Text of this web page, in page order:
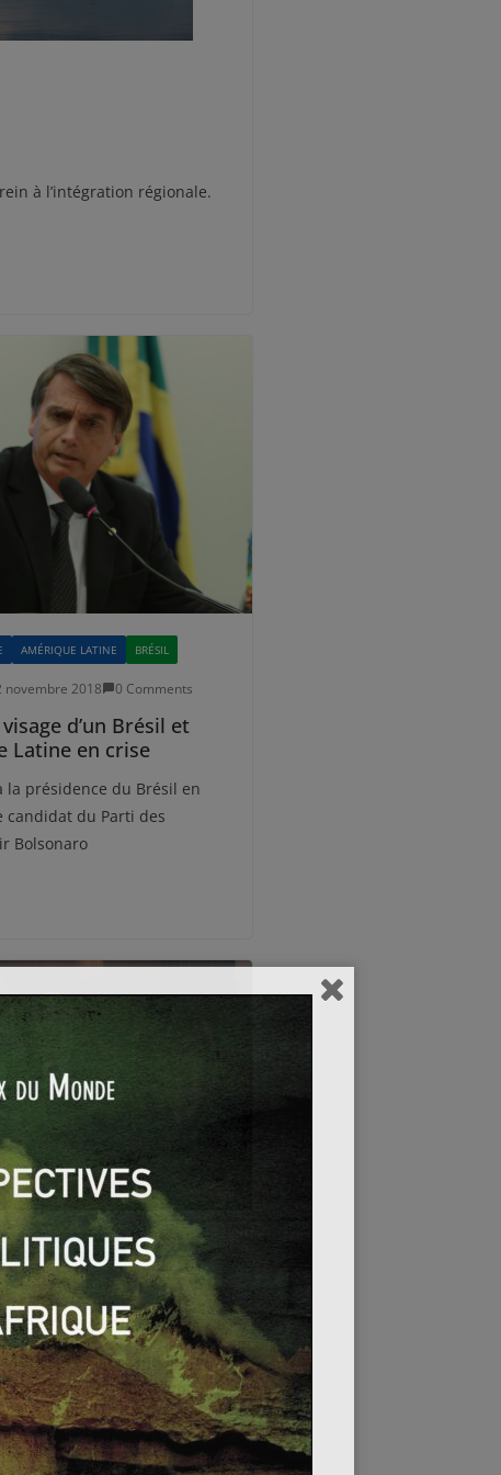
à l’intégration régionale.
AMÉRIQUE LATINE BRÉSIL
novembre 2018 0 Comments
d’un Brésil et
Latine en crise
la présidence du Brésil en
candidat du Parti des
Bolsonaro
AMÉRIQUE LATINE
janvier 2018 0 Comments
crise politique
liées au scandale
Odebrecht ont bien
du Pérou, Pedro